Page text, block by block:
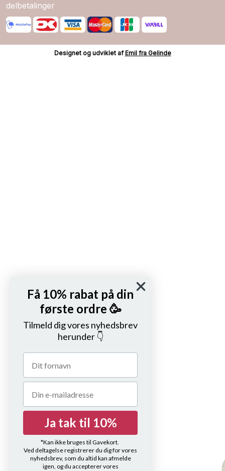
delbetalinger
Designet og udviklet af Emil fra Gelinde
Få 10% rabat på din
første ordre 🥳
Tilmeld dig vores nyhedsbrev
herunder 👇
Ja tak til 10%
*Kan ikke bruges til Gavekort.
Ved deltagelse registrerer du dig for vores
nyhedsbrev, som du altid kan afmelde
igen, og du accepterer vores